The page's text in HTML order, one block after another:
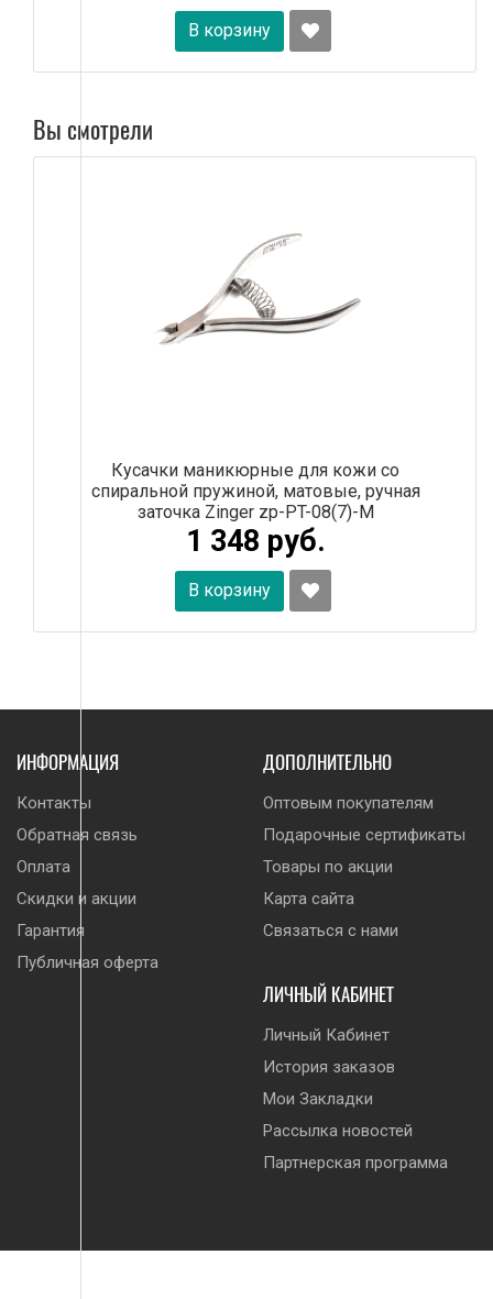
В корзину
Вы смотрели
Кусачки маникюрные для кожи со
спиральной пружиной, матовые, ручная
заточка Zinger zp-PT-08(7)-M
1 348 руб.
В корзину
ИНФОРМАЦИЯ
Контакты
Обратная связь
Оплата
Скидки и акции
Гарантия
Публичная оферта
ДОПОЛНИТЕЛЬНО
Оптовым покупателям
Подарочные сертификаты
Товары по акции
Карта сайта
Связаться с нами
ЛИЧНЫЙ КАБИНЕТ
Личный Кабинет
История заказов
Мои Закладки
Рассылка новостей
Партнерская программа